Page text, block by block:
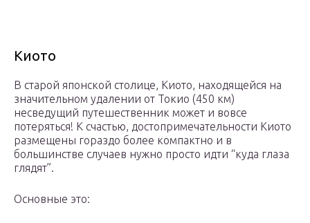
Киото
В старой японской столице, Киото, находящейся на
значительном удалении от Токио (450 км)
несведущий путешественник может и вовсе
потеряться! К счастью, достопримечательности Киото
размещены гораздо более компактно и в
большинстве случаев нужно просто идти “куда глаза
глядят”.
Основные это: